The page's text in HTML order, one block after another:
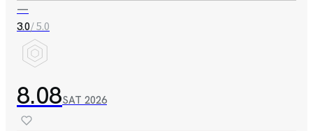
—
3.0/ 5.0
8.08SAT 2026